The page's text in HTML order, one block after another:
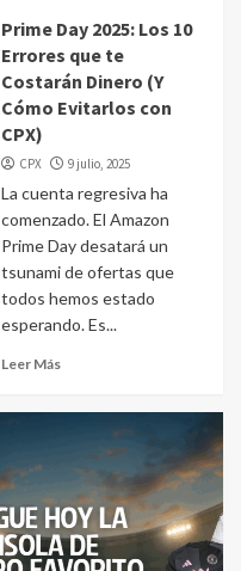
Prime Day 2025: Los 10
Errores que te
Costarán Dinero (Y
Cómo Evitarlos con
CPX)
CPX 9 julio, 2025
La cuenta regresiva ha
comenzado. El Amazon
Prime Day desatará un
tsunami de ofertas que
todos hemos estado
esperando. Es...
Leer Más